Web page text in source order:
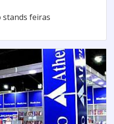
stands feiras